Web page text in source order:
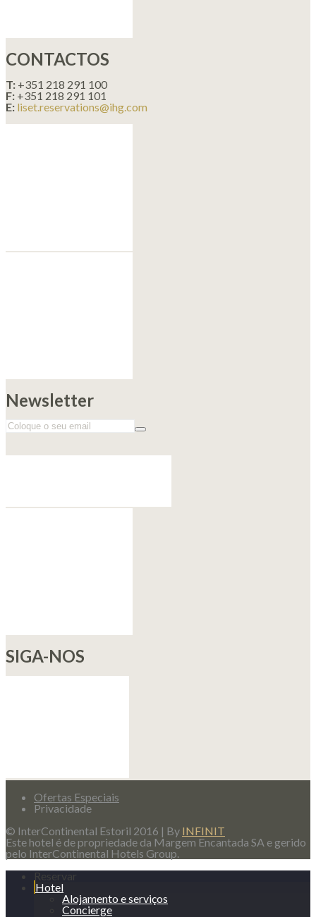
CONTACTOS
T: +351 218 291 100
F: +351 218 291 101
E: liset.reservations@ihg.com
Newsletter
SIGA-NOS
Ofertas Especiais
Privacidade
© InterContinental Estoril 2016 | By INFINIT
Este hotel é de propriedade da Margem Encantada SA e gerido
pelo InterContinental Hotels Group.
Reservar
Hotel
Alojamento e serviços
Concierge